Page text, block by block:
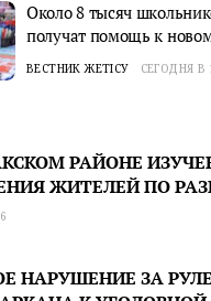
Около 8 тысяч
получат помощь к
ВЕСТНИК ЖЕТІСУ СЕГОДНЯ В
РАЙОНЕ
ЖИТЕЛЕЙ ПО
НАРУШЕНИЕ ЗА